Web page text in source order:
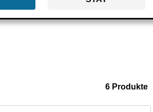
6 Produkte